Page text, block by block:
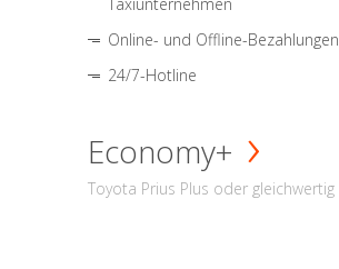
Online- und Offline-Bezahlungen
24/7-Hotline
Economy+
Toyota Prius Plus oder gleichwertig